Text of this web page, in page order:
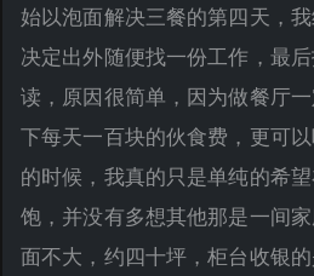
始以泡面解决三餐的第四天，
决定出外随便找一份工作，最
读，原因很简单，因为做餐厅
下每天一百块的伙食费，更可
的时候，我真的只是单纯的希
饱，并没有多想其他那是一间
面不大，约四十坪，柜台收银